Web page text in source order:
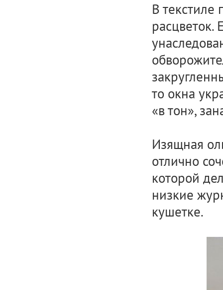
В текстиле
расцветок.
то окна
«в тон»,
Изящная
отлично
которой
низкие
кушетке.